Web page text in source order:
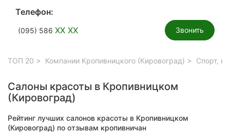
Телефон:
(095) 586 XX XX Звонить
ТОП 20 Компании Кропивницкого (Кировоград) Спорт,
Салоны красоты в Кропивницком
(Кировоград)
Рейтинг лучших салонов красоты в Кропивницком
(Кировоград) по отзывам кропивничан